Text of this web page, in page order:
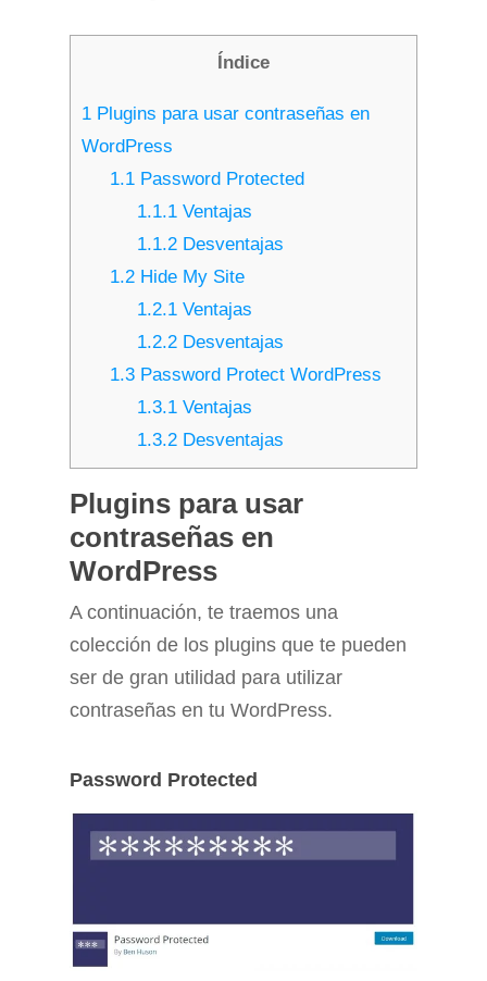
Índice
1 Plugins para usar contraseñas en
WordPress
1.1Password Protected
1.1.1 Ventajas
1.1.2 Desventajas
1.2Hide My Site
1.2.1 Ventajas
1.2.2 Desventajas
1.3Password Protect WordPress
1.3.1 Ventajas
1.3.2 Desventajas
Plugins para usar
contraseñas en
WordPress
A continuación, te traemos una
colección de los plugins que te pueden
ser de gran utilidad para utilizar
contraseñas en tu WordPress.
Password Protected